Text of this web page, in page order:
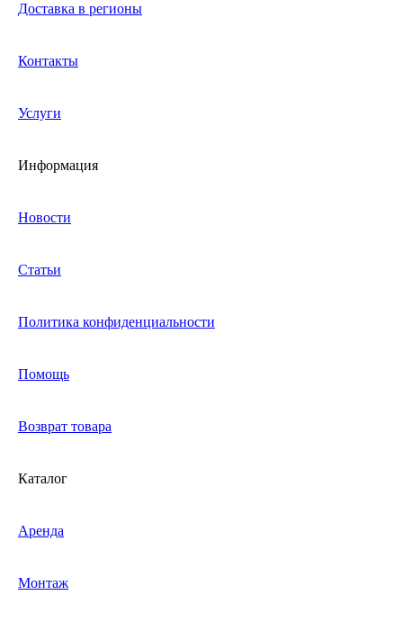
Доставка в регионы
Контакты
Услуги
Информация
Новости
Статьи
Политика конфиденциальности
Помощь
Возврат товара
Каталог
Аренда
Монтаж